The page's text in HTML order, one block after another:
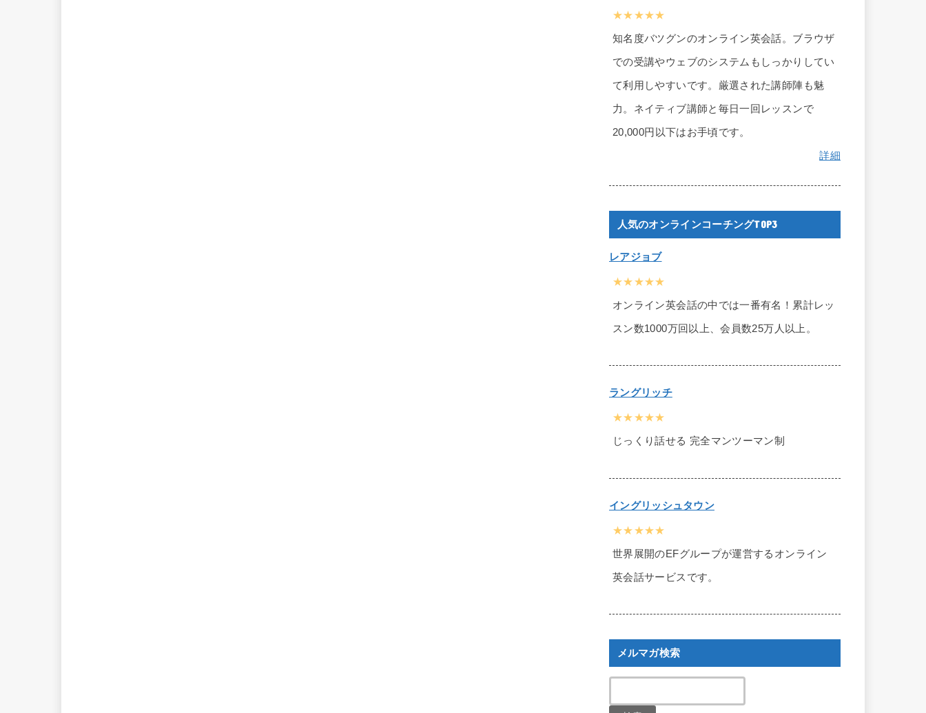
★★★★★
知名度バツグンのオンライン英会話。ブラウザ
での受講やウェブのシステムもしっかりしてい
て利用しやすいです。厳選された講師陣も魅
力。ネイティブ講師と毎日一回レッスンで
20,000円以下はお手頃です。
詳細
人気のオンラインコーチングTOP3
レアジョブ
★★★★★
オンライン英会話の中では一番有名！累計レッ
スン数1000万回以上、会員数25万人以上。
ラングリッチ
★★★★★
じっくり話せる 完全マンツーマン制
イングリッシュタウン
★★★★★
世界展開のEFグループが運営するオンライン
英会話サービスです。
メルマガ検索